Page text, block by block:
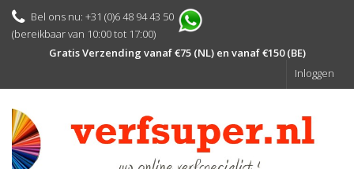
Bel ons nu: +31 (0)6 48 94 43 50
(bereikbaar van 10:00 tot 17:00)
Gratis Verzending vanaf €75 (NL) en vanaf €150 (BE)
Inloggen